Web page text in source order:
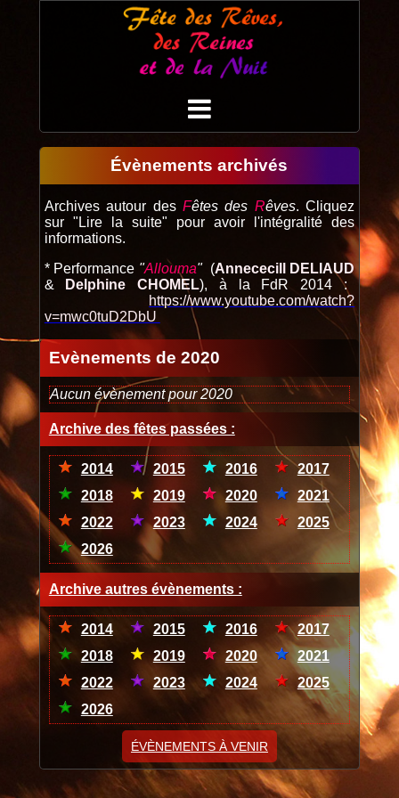
Évènements archivés
Archives autour des Fêtes des Rêves. Cliquez
sur "Lire la suite" pour avoir l'intégralité des
informations.
* Performance "Allouma"(Annececill DELIAUD
&
Delphine CHOMEL), à la FdR 2014 :
https://www.youtube.com/watch?
v=mwc0tuD2DbU
Evènements de 2020
Aucun évènement pour 2020
Archive des fêtes passées :
2014 2015 2016
2017
2018
2019 2020
2021
2022
2023 2024
2025
2026
Archive autres évènements :
2014 2015 2016
2017
2018
2019 2020
2021
2022
2023 2024
2025
2026
ÉVÈNEMENTS À VENIR